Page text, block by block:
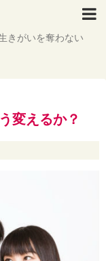
きがいを奪わない
変えるか？